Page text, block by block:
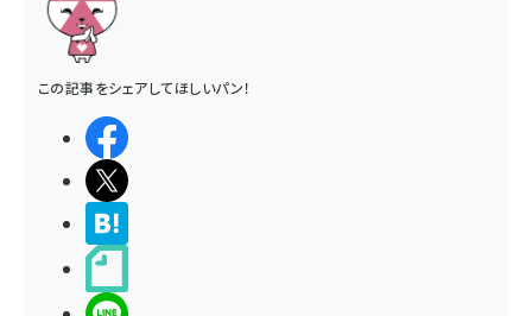
この記事をシェアしてほしいパン！